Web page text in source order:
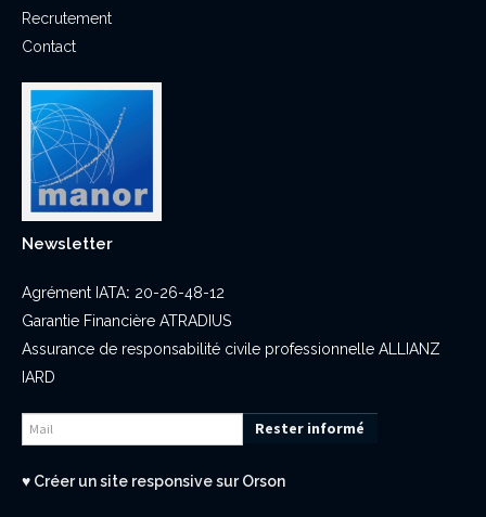
Recrutement
Contact
Newsletter
Agrément IATA: 20-26-48-12
Garantie Financière ATRADIUS
Assurance de responsabilité civile professionnelle ALLIANZ
IARD
Rester informé
♥ Créer un site responsive sur Orson